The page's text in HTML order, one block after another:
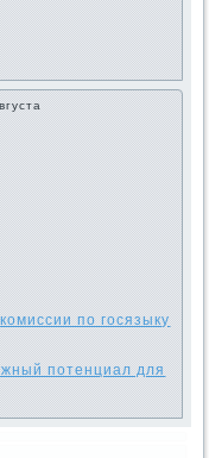
по госязыку
потенциал для